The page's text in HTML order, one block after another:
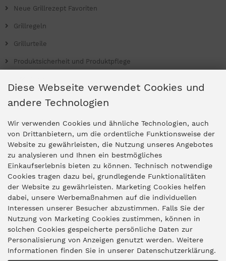
Neue Grillrezept Favoriten
Grillregeln
Grillurteile
Produktsicherheit und Produktpflege
Ladengeschäfte
Zentrale Idar-Oberstein
Partner-Stores
"Deko 409" Bernkastel-Kues
Widerruf
Vertrag widerrufen
Diese Webseite verwendet Cookies und
andere Technologien
Wir verwenden Cookies und ähnliche Technologien, auch
von Drittanbietern, um die ordentliche Funktionsweise der
Website zu gewährleisten, die Nutzung unseres Angebotes
zu analysieren und Ihnen ein bestmögliches
Einkaufserlebnis bieten zu können. Technisch notwendige
Cookies tragen dazu bei, grundlegende Funktionalitäten
der Website zu gewährleisten. Marketing Cookies helfen
dabei, unsere Werbemaßnahmen auf die individuellen
Interessen unserer Besucher abzustimmen. Falls Sie der
Nutzung von Marketing Cookies zustimmen, können in
solchen Cookies gespeicherte persönliche Daten zur
Personalisierung von Anzeigen genutzt werden. Weitere
Informationen finden Sie in unserer Datenschutzerklärung.